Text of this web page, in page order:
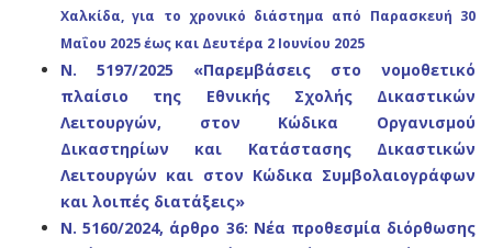
Χαλκίδα, για το χρονικό διάστημα από Παρασκευή 30
Μαΐου 2025 έως και Δευτέρα 2 Ιουνίου 2025
Ν. 5197/2025 «Παρεμβάσεις στο νομοθετικό
πλαίσιο της Εθνικής Σχολής Δικαστικών
Λειτουργών, στον Κώδικα Οργανισμού
Δικαστηρίων και Κατάστασης Δικαστικών
Λειτουργών και στον Κώδικα Συμβολαιογράφων
και λοιπές διατάξεις»
Ν. 5160/2024, άρθρο 36: Νέα προθεσμία διόρθωσης